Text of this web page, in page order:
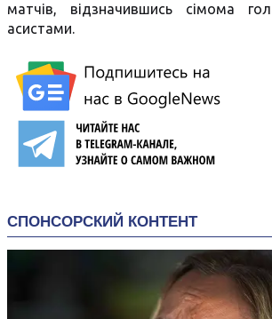
матчів, відзначившись сімома
асистами.